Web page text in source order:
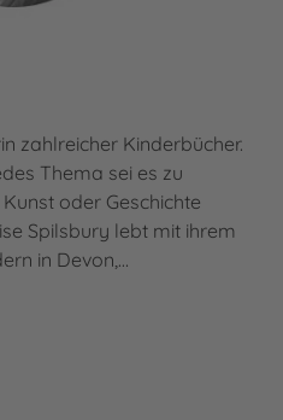
zahlreicher Kinderbücher.
Thema sei es zu
oder Geschichte
Spilsbury lebt mit ihrem
in Devon,…